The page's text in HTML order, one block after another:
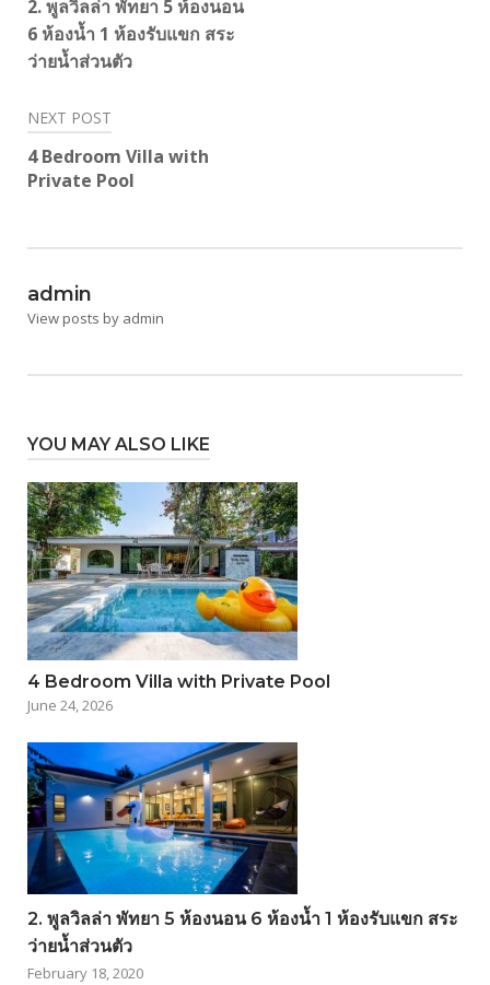
2. พูลวิลล่า พัทยา 5 ห้องนอน
6 ห้องน้ำ 1 ห้องรับแขก สระ
ว่ายน้ำส่วนตัว
NEXT POST
4 Bedroom Villa with
Private Pool
admin
View posts by admin
YOU MAY ALSO LIKE
4 Bedroom Villa with Private Pool
June 24, 2026
2. พูลวิลล่า พัทยา 5 ห้องนอน 6 ห้องน้ำ 1 ห้องรับแขก สระ
ว่ายน้ำส่วนตัว
February 18, 2020